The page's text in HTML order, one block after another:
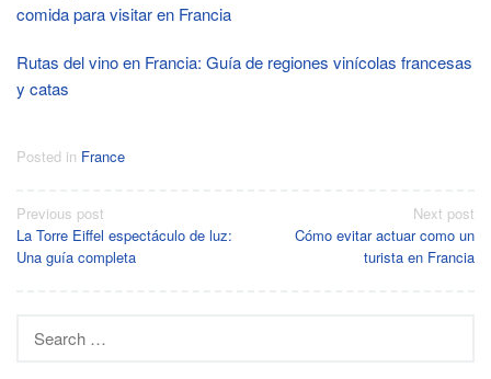
comida para visitar en Francia
Rutas del vino en Francia: Guía de regiones vinícolas francesas
y catas
Posted in France
Post
navigation
Previous post
La Torre Eiffel espectáculo de luz:
Una guía completa
Next post
Cómo evitar actuar como un
turista en Francia
for: